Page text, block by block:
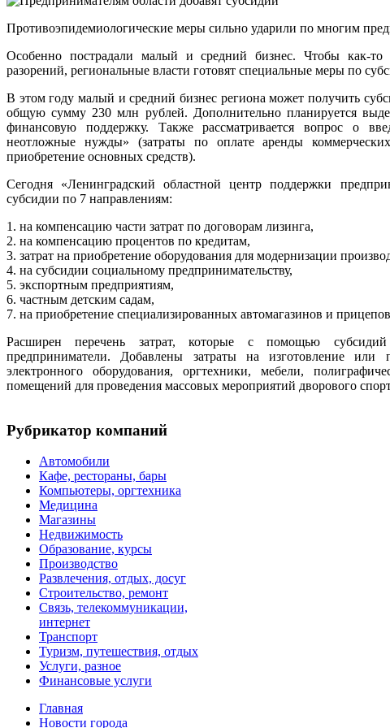
Противоэпидемиологические меры сильно ударили по многим
Особенно пострадали малый и средний бизнес. Чтобы как-
разорений, региональные власти готовят специальные меры по
В этом году малый и средний бизнес региона может получить
общую сумму 230 млн рублей. Дополнительно планируется
финансовую поддержку. Также рассматривается вопрос о
неотложные нужды» (затраты по оплате аренды
приобретение основных средств).
Сегодня «Ленинградский областной центр поддержки
субсидии по 7 направлениям:
1. на компенсацию части затрат по договорам лизинга,
2. на компенсацию процентов по кредитам,
3. затрат на приобретение оборудования для модернизации
4. на субсидии социальному предпринимательству,
5. экспортным предприятиям,
6. частным детским садам,
7. на приобретение специализированных автомагазинов и
Расширен перечень затрат, которые с помощью субсидий
предприниматели. Добавлены затраты на изготовление или
электронного оборудования, оргтехники, мебели,
помещений для проведения массовых мероприятий дворового
Рубрикатор компаний
Автомобили
Кафе, рестораны, бары
Компьютеры, оргтехника
Медицина
Магазины
Недвижимость
Образование, курсы
Производство
Развлечения, отдых, досуг
Строительство, ремонт
Связь, телекоммуникации,
интернет
Транспорт
Туризм, путешествия, отдых
Услуги, разное
Финансовые услуги
Главная
Новости города